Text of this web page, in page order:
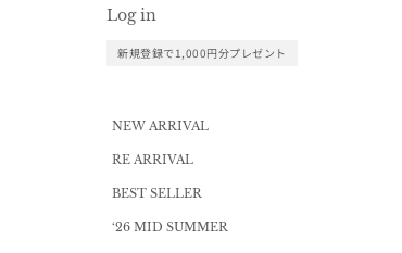
Log in
新規登録で1,000円分プレゼント
NEW ARRIVAL
RE ARRIVAL
BEST SELLER
‘26 MID SUMMER